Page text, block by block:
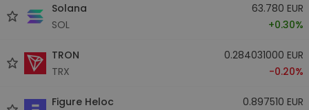
Solana
SOL
63.780 EUR
+0.30%
TRON
TRX
0.284031000 EUR
-0.20%
Figure Heloc
0.897510 EUR